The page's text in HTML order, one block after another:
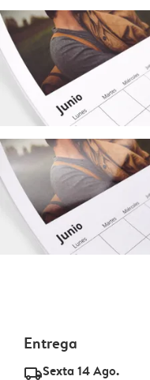
Entrega
delivery_standard_v2Sexta 14 Ago.